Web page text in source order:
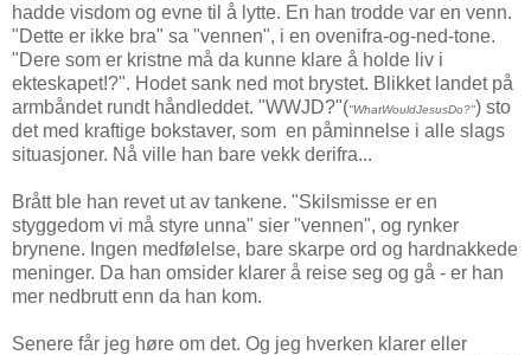
hadde visdom og evne til å lytte. En han trodde var en venn.
"Dette er ikke bra" sa "vennen", i en ovenifra-og-ned-tone.
"Dere som er kristne må da kunne klare å holde liv i
ekteskapet!?". Hodet sank ned mot brystet. Blikket landet på
armbåndet rundt håndleddet. "WWJD?"("WhatWouldJesusDo?") sto
det med kraftige bokstaver, som en påminnelse i alle slags
situasjoner. Nå ville han bare vekk derifra...
Brått ble han revet ut av tankene. "Skilsmisse er en
styggedom vi må styre unna" sier "vennen", og rynker
brynene. Ingen medfølelse, bare skarpe ord og hardnakkede
meninger. Da han omsider klarer å reise seg og gå - er han
mer nedbrutt enn da han kom.
Senere får jeg høre om det. Og jeg hverken klarer eller